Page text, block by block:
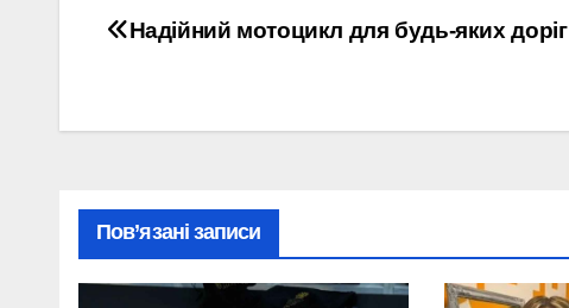
Навігація
Надійний мотоцикл для будь-яких доріг
Пов’язані записи